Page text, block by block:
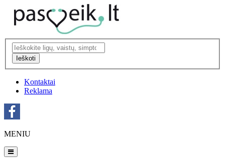
Ieškoti
Kontaktai
Reklama
MENIU